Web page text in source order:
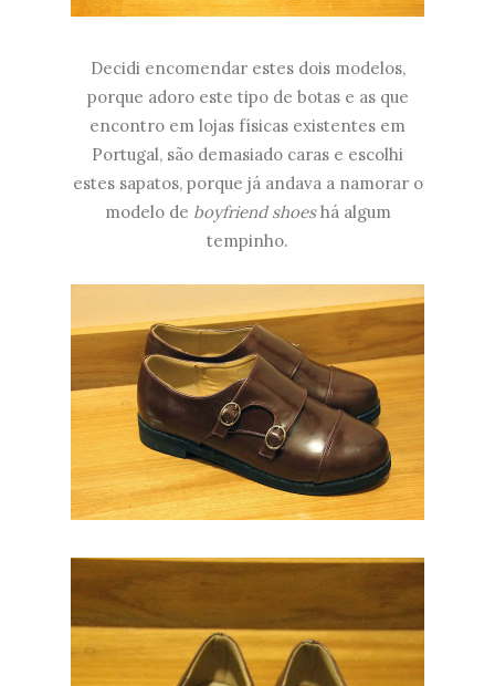
Decidi encomendar estes dois modelos,
porque adoro este tipo de botas e as que
encontro em lojas físicas existentes em
Portugal, são demasiado caras e escolhi
estes sapatos, porque já andava a namorar o
modelo de boyfriend shoeshá algum
tempinho.